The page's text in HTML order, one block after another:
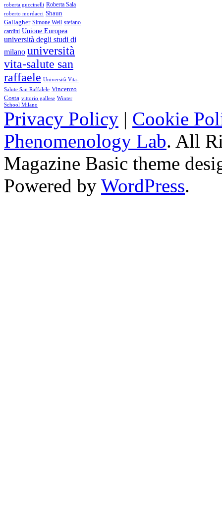
roberta guccinelli Roberta Sala
roberto mordacci Shaun
Gallagher Simone Weil stefano
cardini Unione Europea
università degli studi di
milano università
vita-salute san
raffaele Università Vita-
Salute San Raffalele Vincenzo
Costa vittorio gallese Winter
School Milano
Privacy Policy | Cookie
Phenomenology Lab. All
Magazine Basic theme
Powered by WordPress.